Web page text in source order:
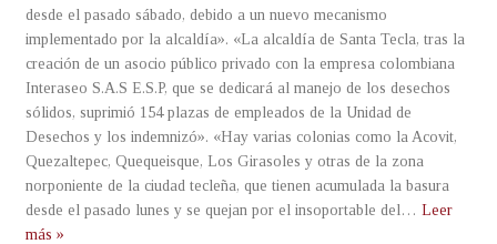
desde el pasado sábado, debido a un nuevo mecanismo
implementado por la alcaldía». «La alcaldía de Santa Tecla, tras la
creación de un asocio público privado con la empresa colombiana
Interaseo S.A.S E.S.P, que se dedicará al manejo de los desechos
sólidos, suprimió 154 plazas de empleados de la Unidad de
Desechos y los indemnizó». «Hay varias colonias como la Acovit,
Quezaltepec, Quequeisque, Los Girasoles y otras de la zona
norponiente de la ciudad tecleña, que tienen acumulada la basura
desde el pasado lunes y se quejan por el insoportable del … Leer
más »